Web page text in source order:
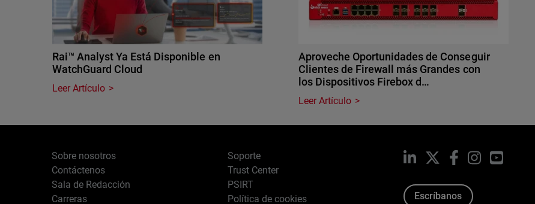
Rai™ Analyst Ya Está Disponible en
WatchGuard Cloud
Leer Artículo
Aproveche Oportunidades de Conseguir
Clientes de Firewall más Grandes con
los Dispositivos Firebox d…
Leer Artículo
Sobre nosotros
Contáctenos
Sala de Redacción
Carreras
Soporte
Trust Center
PSIRT
Política de cookies
LinkedIn Facebook
InstagramYouTube
Escríbanos